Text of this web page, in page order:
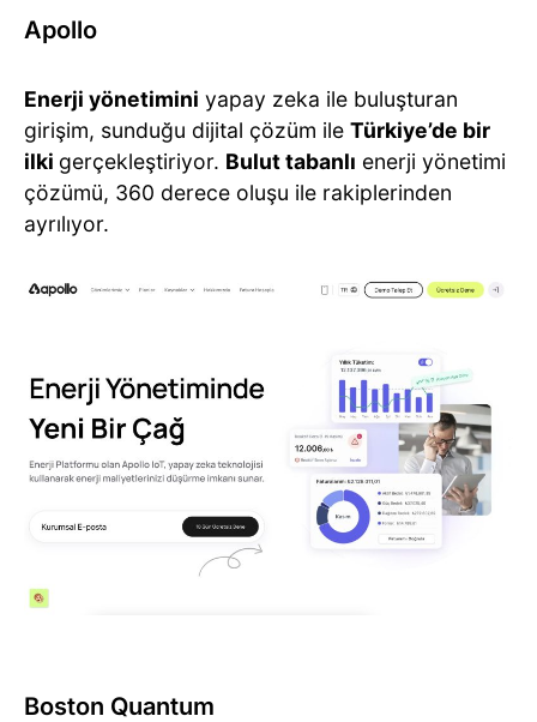
Apollo
Enerji yönetimini yapay zeka ile buluşturan
girişim, sunduğu dijital çözüm ile Türkiye’de bir
ilki gerçekleştiriyor. Bulut tabanlı enerji yönetimi
çözümü, 360 derece oluşu ile rakiplerinden
ayrılıyor.
Boston Quantum